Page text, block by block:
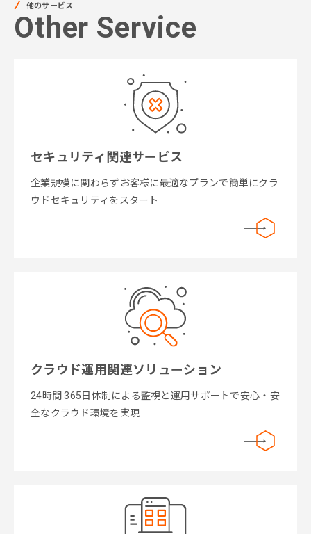
他のサービス
Other Service
セキュリティ関連サービス
企業規模に関わらずお客様に最適なプランで簡単にクラ
ウドセキュリティをスタート
クラウド運用関連ソリューション
24時間 365日体制による監視と運用サポートで安心・安
全なクラウド環境を実現